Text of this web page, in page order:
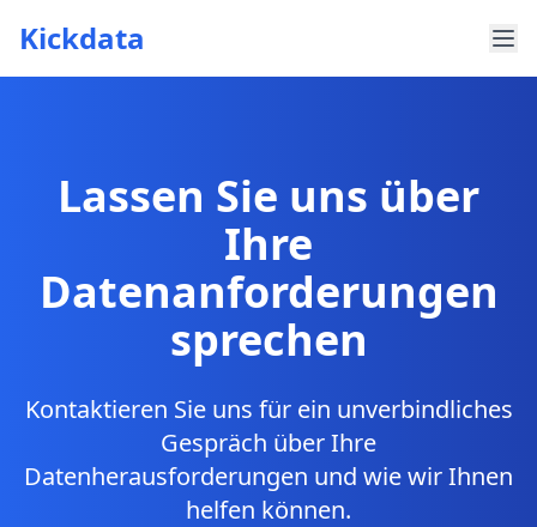
Kickdata
Lassen Sie uns über
Ihre
Datenanforderungen
sprechen
Kontaktieren Sie uns für ein unverbindliches
Gespräch über Ihre
Datenherausforderungen und wie wir Ihnen
helfen können.